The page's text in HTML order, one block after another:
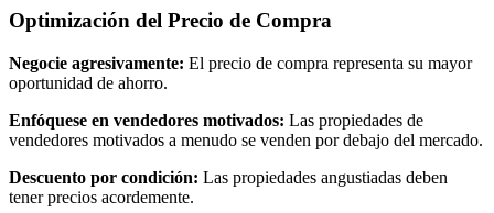
Optimización del Precio de Compra
Negocie agresivamente: El precio de compra representa su mayor
oportunidad de ahorro.
Enfóquese en vendedores motivados: Las propiedades de
vendedores motivados a menudo se venden por debajo del mercado.
Descuento por condición: Las propiedades angustiadas deben
tener precios acordemente.